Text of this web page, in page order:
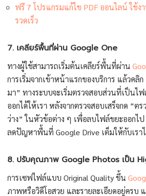
ฟรี 7 โปรแกรมแก้ไข PDF ออนไลน์ ใช้ง
รวดเร็ว
7. เคลียร์พื้นที่ผ่าน Google One
ทางผู้ใช้สามารถเริ่มต้นเคลียร์พื้นที่ผ่าน
การเริ่มจากเข้าหน้าแรกของบริการ แล้วค
มา” ทางระบบจะเริ่มตรวจสอบส่วนที่เป็นไ
ออกได้ให้เรา หลังจากตรวจสอบเสร็จกด “
ว่าง” ในหัวข้อต่าง ๆ เพื่อลบไฟล์ขยะออกไ
ลดปัญหาพื้นที่ Google Drive เต็มให้กับเรา
8. ปรับคุณภาพ Google Photos เป็น
การเซฟไฟล์แบบ Original Quality ขึ้น
ภาพหรือวิดีโอสวย และรายละเอียดอยู่ครบ